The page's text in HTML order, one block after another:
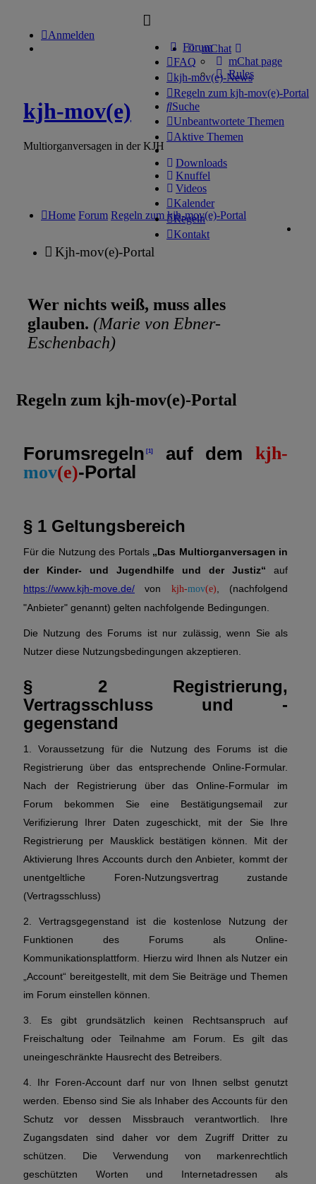
Forum
FAQ
kjh-mov(e)-News
Regeln zum kjh-mov(e)-Portal
Suche
Unbeantwortete Themen
Aktive Themen
Downloads
Knuffel
Videos
Kalender
Regeln
Kontakt
Anmelden
mChat
mChat page
Rules
kjh-mov(e)
Multiorganversagen in der KJH
Home Forum Regeln zum kjh-mov(e)-Portal
Kjh-mov(e)-Portal
Wer nichts weiß, muss alles
glauben. (Marie von Ebner-
Eschenbach)
Regeln zum kjh-mov(e)-Portal
Forumsregeln auf dem kjh-
mov(e)-Portal
§ 1 Geltungsbereich
Für die Nutzung des Portals „Das Multiorganversagen in
der Kinder- und Jugendhilfe und der Justiz“ auf
https://www.kjh-move.de/ von kjh-mov(e), (nachfolgend
"Anbieter" genannt) gelten nachfolgende Bedingungen.
Die Nutzung des Forums ist nur zulässig, wenn Sie als
Nutzer diese Nutzungsbedingungen akzeptieren.
§ 2 Registrierung,
Vertragsschluss und -
gegenstand
1. Voraussetzung für die Nutzung des Forums ist die
Registrierung über das entsprechende Online-Formular.
Nach der Registrierung über das Online-Formular im
Forum bekommen Sie eine Bestätigungsemail zur
Verifizierung Ihrer Daten zugeschickt, mit der Sie Ihre
Registrierung per Mausklick bestätigen können. Mit der
Aktivierung Ihres Accounts durch den Anbieter, kommt der
unentgeltliche Foren-Nutzungsvertrag zustande
(Vertragsschluss)
2. Vertragsgegenstand ist die kostenlose Nutzung der
Funktionen des Forums als Online-
Kommunikationsplattform. Hierzu wird Ihnen als Nutzer ein
„Account“ bereitgestellt, mit dem Sie Beiträge und Themen
im Forum einstellen können.
3. Es gibt grundsätzlich keinen Rechtsanspruch auf
Freischaltung oder Teilnahme am Forum. Es gilt das
uneingeschränkte Hausrecht des Betreibers.
4. Ihr Foren-Account darf nur von Ihnen selbst genutzt
werden. Ebenso sind Sie als Inhaber des Accounts für den
Schutz vor dessen Missbrauch verantwortlich. Ihre
Zugangsdaten sind daher vor dem Zugriff Dritter zu
schützen. Die Verwendung von markenrechtlich
geschützten Worten und Internetadressen als